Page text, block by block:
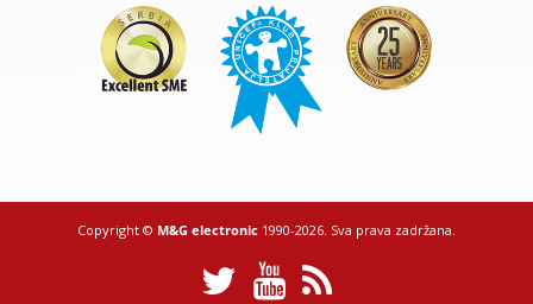
Copyright © M&G electronic 1990-2026. Sva prava zadržana.